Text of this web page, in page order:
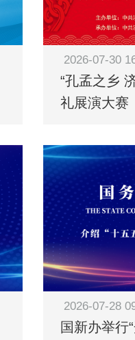
2026-07-30
“孔孟之乡
礼展演大赛
2026-07-28
国新办举行